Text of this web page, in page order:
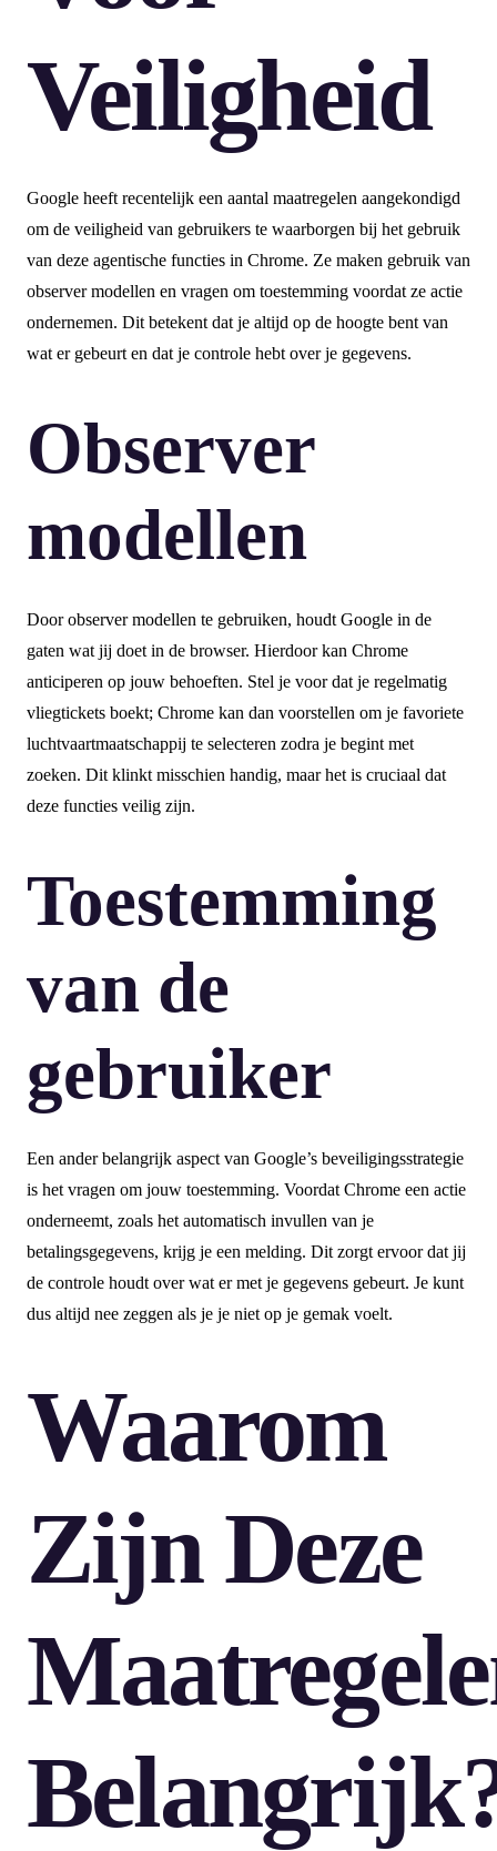
Veiligheid
Google heeft recentelijk een aantal maatregelen aangekondigd
om de veiligheid van gebruikers te waarborgen bij het gebruik
van deze agentische functies in Chrome. Ze maken gebruik van
observer modellen en vragen om toestemming voordat ze actie
ondernemen. Dit betekent dat je altijd op de hoogte bent van
wat er gebeurt en dat je controle hebt over je gegevens.
Observer
modellen
Door observer modellen te gebruiken, houdt Google in de
gaten wat jij doet in de browser. Hierdoor kan Chrome
anticiperen op jouw behoeften. Stel je voor dat je regelmatig
vliegtickets boekt; Chrome kan dan voorstellen om je favoriete
luchtvaartmaatschappij te selecteren zodra je begint met
zoeken. Dit klinkt misschien handig, maar het is cruciaal dat
deze functies veilig zijn.
Toestemming
van de
gebruiker
Een ander belangrijk aspect van Google’s beveiligingsstrategie
is het vragen om jouw toestemming. Voordat Chrome een actie
onderneemt, zoals het automatisch invullen van je
betalingsgegevens, krijg je een melding. Dit zorgt ervoor dat jij
de controle houdt over wat er met je gegevens gebeurt. Je kunt
dus altijd nee zeggen als je je niet op je gemak voelt.
Waarom
Zijn Deze